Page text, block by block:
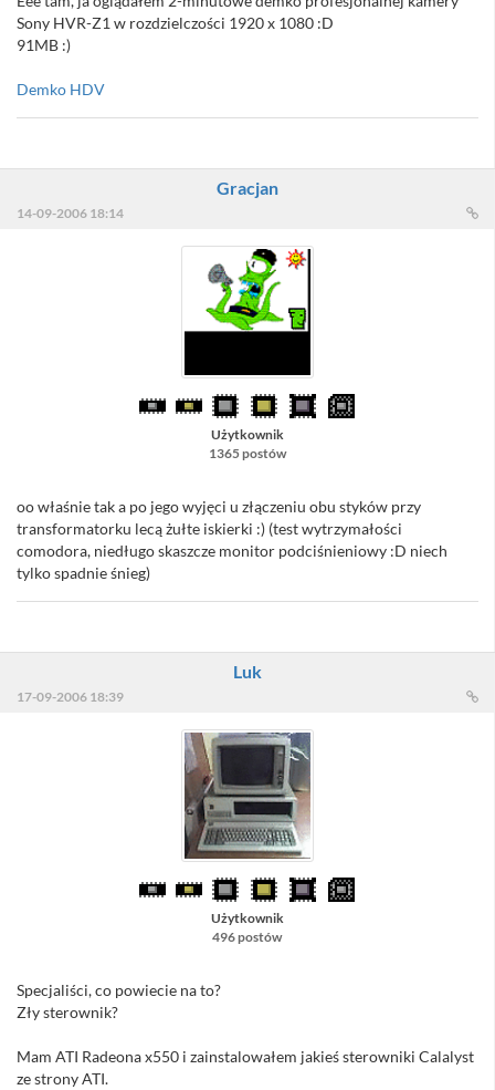
Sony HVR-Z1 w rozdzielczości 1920 x 1080 :D
91MB :)
Demko HDV
Gracjan
14-09-2006 18:14
Użytkownik
1365 postów
oo właśnie tak a po jego wyjęci u złączeniu obu styków przy
transformatorku lecą żułte iskierki :) (test wytrzymałości
comodora, niedługo skaszcze monitor podciśnieniowy :D niech
tylko spadnie śnieg)
Luk
17-09-2006 18:39
Użytkownik
496 postów
Specjaliści, co powiecie na to?
Zły sterownik?
Mam ATI Radeona x550 i zainstalowałem jakieś sterowniki Calalyst
ze strony ATI.